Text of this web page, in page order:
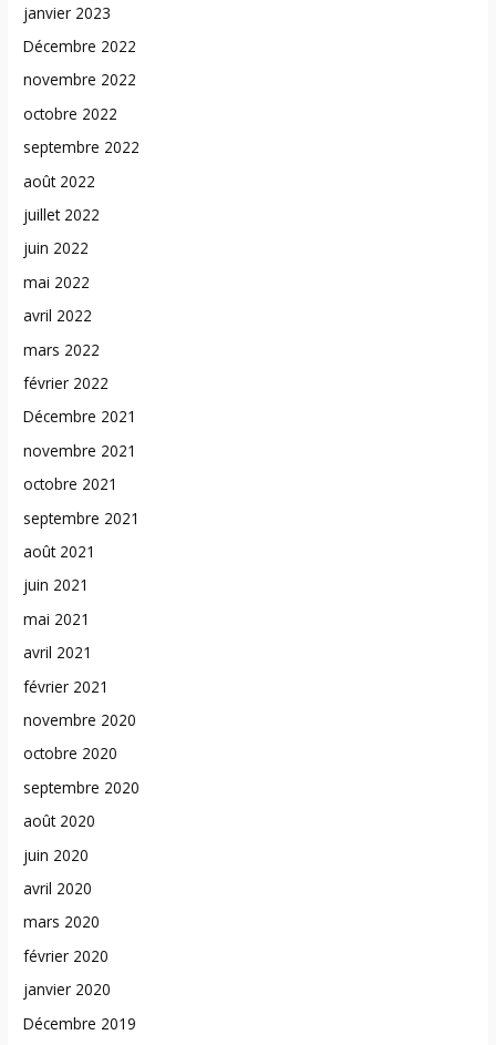
janvier 2023
Décembre 2022
novembre 2022
octobre 2022
septembre 2022
août 2022
juillet 2022
juin 2022
mai 2022
avril 2022
mars 2022
février 2022
Décembre 2021
novembre 2021
octobre 2021
septembre 2021
août 2021
juin 2021
mai 2021
avril 2021
février 2021
novembre 2020
octobre 2020
septembre 2020
août 2020
juin 2020
avril 2020
mars 2020
février 2020
janvier 2020
Décembre 2019